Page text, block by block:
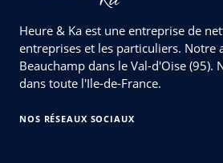
Heure & Ka est une entreprise de
entreprises et les particuliers. Notre
Beauchamp dans le Val-d'Oise (95).
dans toute l'Ile-de-France.
NOS RÉSEAUX SOCIAUX